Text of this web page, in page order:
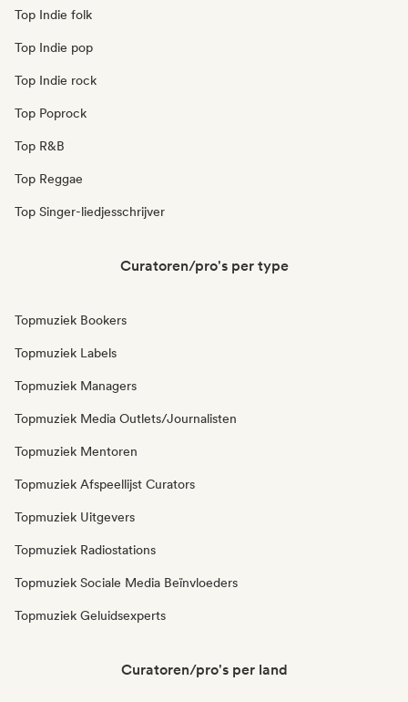
Top Indie folk
Top Indie pop
Top Indie rock
Top Poprock
Top R&B
Top Reggae
Top Singer-liedjesschrijver
Curatoren/pro's per type
Topmuziek Bookers
Topmuziek Labels
Topmuziek Managers
Topmuziek Media Outlets/Journalisten
Topmuziek Mentoren
Topmuziek Afspeellijst Curators
Topmuziek Uitgevers
Topmuziek Radiostations
Topmuziek Sociale Media Beïnvloeders
Topmuziek Geluidsexperts
Curatoren/pro's per land